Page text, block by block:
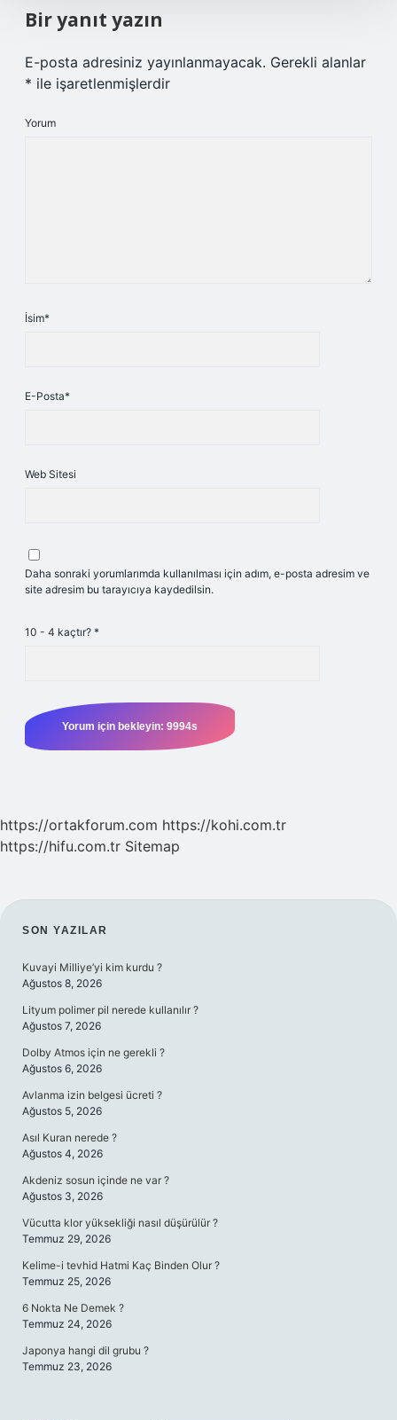
Bir yanıt yazın
E-posta adresiniz yayınlanmayacak. Gerekli alanlar
* ile işaretlenmişlerdir
Yorum
İsim*
E-Posta*
Web Sitesi
Daha sonraki yorumlarımda kullanılması için adım, e-posta adresim ve
site adresim bu tarayıcıya kaydedilsin.
10 - 4 kaçtır? *
https://ortakforum.com https://kohi.com.tr
https://hifu.com.tr Sitemap
SIDEBAR
SON YAZILAR
Kuvayi Milliye’yi kim kurdu ?
Ağustos 8, 2026
Lityum polimer pil nerede kullanılır ?
Ağustos 7, 2026
Dolby Atmos için ne gerekli ?
Ağustos 6, 2026
Avlanma izin belgesi ücreti ?
Ağustos 5, 2026
Asıl Kuran nerede ?
Ağustos 4, 2026
Akdeniz sosun içinde ne var ?
Ağustos 3, 2026
Vücutta klor yüksekliği nasıl düşürülür ?
Temmuz 29, 2026
Kelime-i tevhid Hatmi Kaç Binden Olur ?
Temmuz 25, 2026
6 Nokta Ne Demek ?
Temmuz 24, 2026
Japonya hangi dil grubu ?
Temmuz 23, 2026